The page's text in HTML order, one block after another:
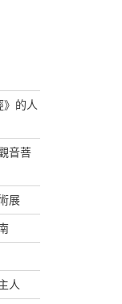
》的人
音菩
展
人